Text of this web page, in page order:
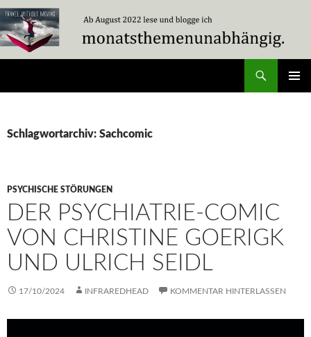
Zum
Inhalt
springen
Schlagwortarchiv: Sachcomic
PSYCHISCHE STÖRUNGEN
DER PSYCHIATRIE-COMIC
VON CHRISTINE GOERIGK
UND ULRICH SEIDL
17/10/2024 INFRAREDHEAD KOMMENTAR HINTERLASSEN